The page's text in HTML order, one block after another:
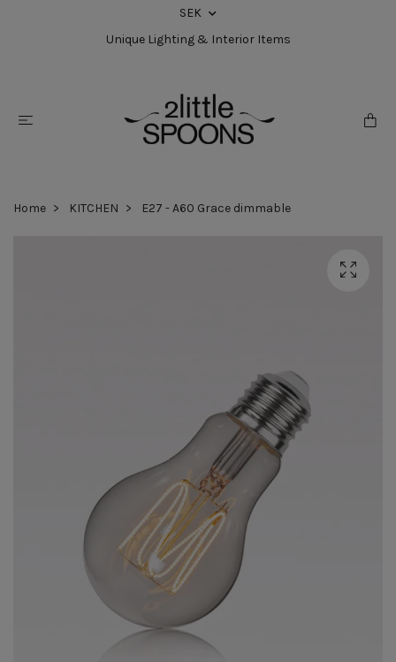
SEK
Unique Lighting & Interior Items
Home KITCHEN E27 - A60 Grace dimmable